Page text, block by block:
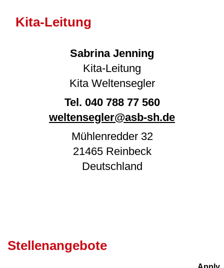
Kita-Leitung
Sabrina Jenning
Kita-Leitung
Kita Weltensegler
Tel. 040 788 77 560
weltensegler@asb-sh.de
Mühlenredder 32
21465 Reinbeck
Deutschland
Stellenangebote